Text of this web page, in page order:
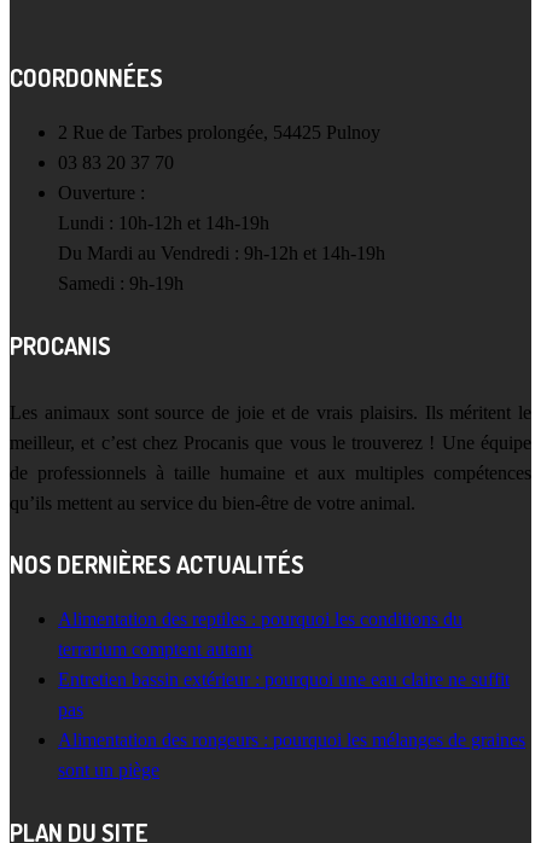
COORDONNÉES
2 Rue de Tarbes prolongée, 54425 Pulnoy
03 83 20 37 70
Ouverture :
Lundi : 10h-12h et 14h-19h
Du Mardi au Vendredi : 9h-12h et 14h-19h
Samedi : 9h-19h
PROCANIS
Les animaux sont source de joie et de vrais plaisirs. Ils méritent le
meilleur, et c’est chez Procanis que vous le trouverez ! Une équipe
de professionnels à taille humaine et aux multiples compétences
qu’ils mettent au service du bien-être de votre animal.
NOS DERNIÈRES ACTUALITÉS
Alimentation des reptiles : pourquoi les conditions du
terrarium comptent autant
Entretien bassin extérieur : pourquoi une eau claire ne suffit
pas
Alimentation des rongeurs : pourquoi les mélanges de graines
sont un piège
PLAN DU SITE